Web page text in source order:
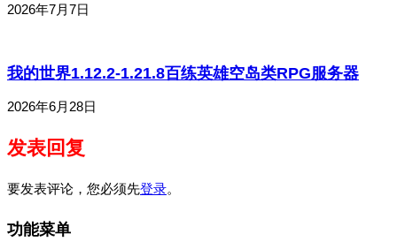
2026年7月7日
我的世界1.12.2-1.21.8百练英雄空岛类RPG服务器
2026年6月28日
发表回复
要发表评论，您必须先登录。
功能菜单